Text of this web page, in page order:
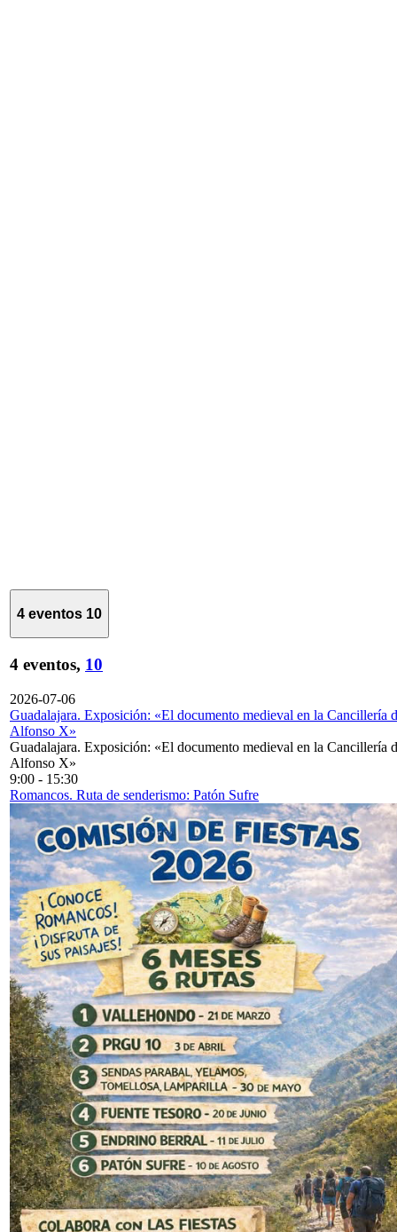
4 eventos 10
4 eventos, 10
2026-07-06
Guadalajara. Exposición: «El documento medieval en la Cancillería
Alfonso X»
Guadalajara. Exposición: «El documento medieval en la Cancillería
Alfonso X»
9:00 - 15:30
Romancos. Ruta de senderismo: Patón Sufre